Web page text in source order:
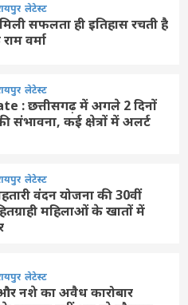
लेटेस्ट
सफलता ही इतिहास रचती है
वर्मा
लेटेस्ट
: छत्तीसगढ़ में अगले 2 दिनों
संभावना, कई क्षेत्रों में अलर्ट
लेटेस्ट
वंदन योजना की 30वीं
महिलाओं के खातों में
लेटेस्ट
और नशे का अवैध कारोबार